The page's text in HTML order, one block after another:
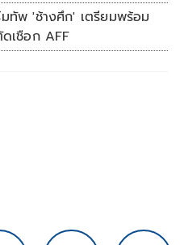
ทัพ 'ช้างศึก' เตรียมพร้อม
เชือก AFF